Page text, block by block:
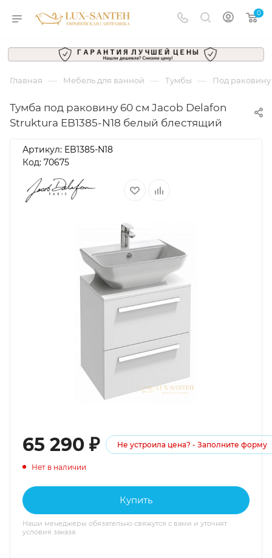
0
Главная — Мебель для ванной — Тумбы — Под раковину
Тумба под раковину 60 см Jacob Delafon
Struktura EB1385-N18 белый блестящий
Артикул: EB1385-N18
Код: 70675
65 290 ₽ Не устроила цена? - Заполните форму
Нет в наличии
Купить
Наши менеджеры обязательно свяжутся с вами и уточнят
условия заказа